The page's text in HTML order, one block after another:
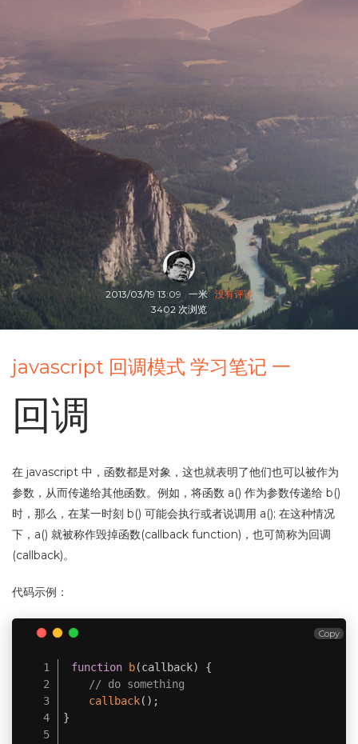
2013/03/19 13:09 一米
没有评论
3402 次浏览
javascript 回调模式 学习笔记 一
回调
在 javascript 中，函数都是对象，这也就表明了他们也可以被作为
参数，从而传递给其他函数。例如，将函数 a() 作为参数传递给 b()
时，那么，在某一时刻 b() 可能会执行或者说调用 a(); 在这种情况
下，a() 就被称作毁掉函数(callback function)，也可简称为回调
(callback)。
代码示例：
function b(callback)
{
// do something
callback( ) ;
}
Copy